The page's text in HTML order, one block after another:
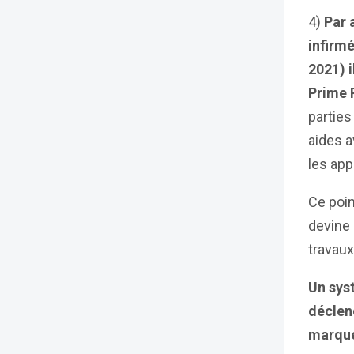
4) Par
2021)
Prime
aides
les
Ce
devine
Un